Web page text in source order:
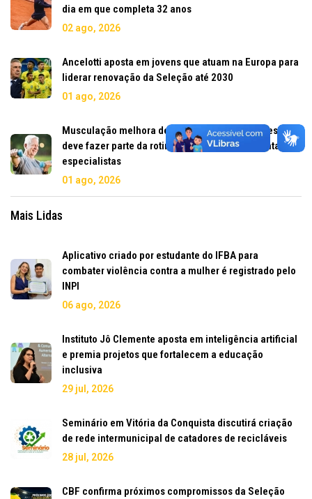
dia em que completa 32 anos
02 ago, 2026
Ancelotti aposta em jovens que atuam na Europa para
liderar renovação da Seleção até 2030
01 ago, 2026
Musculação melhora desempenho, reduz lesões e
deve fazer parte da rotina dos corredores, apontam
especialistas
01 ago, 2026
Mais Lidas
Aplicativo criado por estudante do IFBA para
combater violência contra a mulher é registrado pelo
INPI
06 ago, 2026
Instituto Jô Clemente aposta em inteligência artificial
e premia projetos que fortalecem a educação
inclusiva
29 jul, 2026
Seminário em Vitória da Conquista discutirá criação
de rede intermunicipal de catadores de recicláveis
28 jul, 2026
CBF confirma próximos compromissos da Seleção